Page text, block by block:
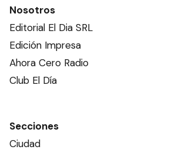
Nosotros
Editorial El Dia SRL
Edición Impresa
Ahora Cero Radio
Club El Día
Secciones
Ciudad